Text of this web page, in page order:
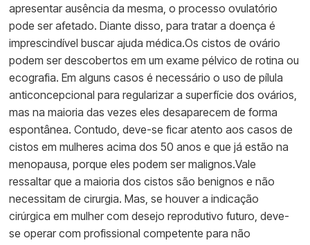
apresentar ausência da mesma, o processo ovulatório
pode ser afetado. Diante disso, para tratar a doença é
imprescindível buscar ajuda médica.Os cistos de ovário
podem ser descobertos em um exame pélvico de rotina ou
ecografia. Em alguns casos é necessário o uso de pílula
anticoncepcional para regularizar a superfície dos ovários,
mas na maioria das vezes eles desaparecem de forma
espontânea. Contudo, deve-se ficar atento aos casos de
cistos em mulheres acima dos 50 anos e que já estão na
menopausa, porque eles podem ser malignos.Vale
ressaltar que a maioria dos cistos são benignos e não
necessitam de cirurgia. Mas, se houver a indicação
cirúrgica em mulher com desejo reprodutivo futuro, deve-
se operar com profissional competente para não